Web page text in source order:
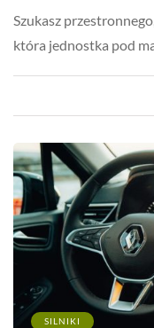
Szukasz
która jednostka pod
SILNIKI